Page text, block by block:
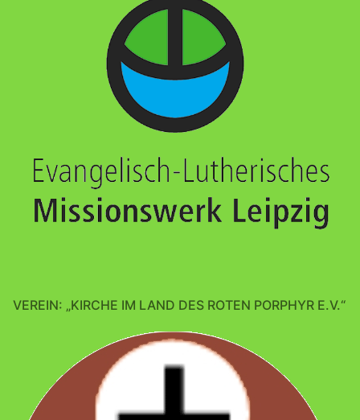
VEREIN: „KIRCHE IM LAND DES ROTEN PORPHYR E.V.“